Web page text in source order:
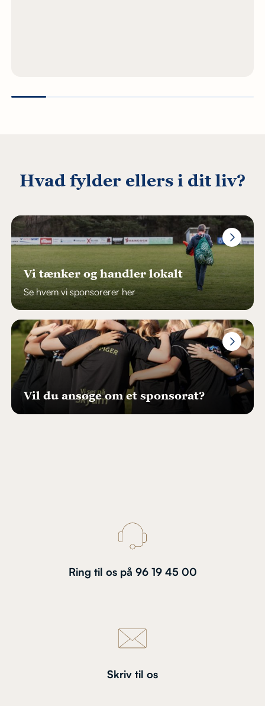
Hvad fylder ellers i dit liv?
Vi tænker og handler lokalt
Se hvem vi sponsorerer her
Vil du ansøge om et sponsorat?
Ring til os på 96 19 45 00
Skriv til os